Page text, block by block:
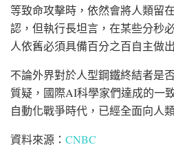
等致命攻擊時，依然會將人類留
認，但執行長坦言，在某些分秒
人依舊必須具備百分之百自主做
不論外界對於人型鋼鐵終結者是
質疑，國際AI科學家們達成的一
自動化戰爭時代，已經全面向人
資料來源： CNBC